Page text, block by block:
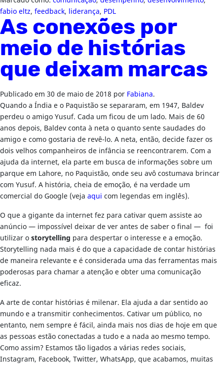
fabio eltz, feedback, liderança, PDL
As conexões por
meio de histórias
que deixam marcas
Publicado em 30 de maio de 2018 por Fabiana.
Quando a Índia e o Paquistão se separaram, em 1947, Baldev
perdeu o amigo Yusuf. Cada um ficou de um lado. Mais de 60
anos depois, Baldev conta à neta o quanto sente saudades do
amigo e como gostaria de revê-lo. A neta, então, decide fazer os
dois velhos companheiros de infância se reencontrarem. Com a
ajuda da internet, ela parte em busca de informações sobre um
parque em Lahore, no Paquistão, onde seu avô costumava brincar
com Yusuf. A história, cheia de emoção, é na verdade um
comercial do Google (veja aqui com legendas em inglês).
O que a gigante da internet fez para cativar quem assiste ao
anúncio — impossível deixar de ver antes de saber o final — foi
utilizar ostorytelling para despertar o interesse e a emoção.
Storytelling nada mais é do que a capacidade de contar histórias
de maneira relevante e é considerada uma das ferramentas mais
poderosas para chamar a atenção e obter uma comunicação
eficaz.
A arte de contar histórias é milenar. Ela ajuda a dar sentido ao
mundo e a transmitir conhecimentos. Cativar um público, no
entanto, nem sempre é fácil, ainda mais nos dias de hoje em que
as pessoas estão conectadas a tudo e a nada ao mesmo tempo.
Como assim? Estamos tão ligados a várias redes sociais,
Instagram, Facebook, Twitter, WhatsApp, que acabamos, muitas